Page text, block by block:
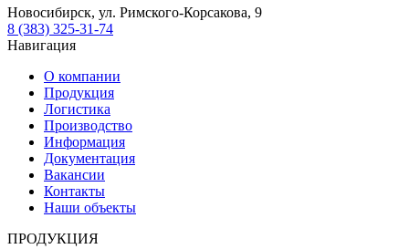
Новосибирск, ул. Римского-Корсакова, 9
8 (383) 325-31-74
Навигация
О компании
Продукция
Логистика
Производство
Информация
Документация
Вакансии
Контакты
Наши объекты
ПРОДУКЦИЯ